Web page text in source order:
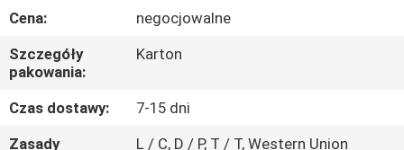
KONTROLA
JAKOŚCI
SKONTAKTUJ
SIĘ
Cena:
negocjowalne
Szczegóły
pakowania:
Karton
Czas dostawy:
7-15 dni
Zasady
L / C, D / P, T / T, Western Union